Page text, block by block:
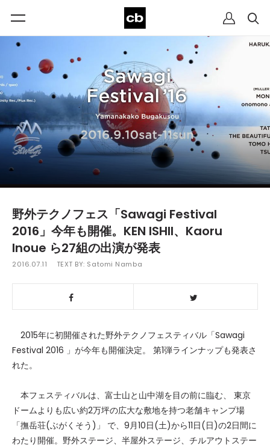
野外テクノフェス「Sawagi Festival
2016」今年も開催。KEN ISHII、Kaoru
Inoue ら27組の出演が発表
2016.07.11 TEXT BY: Satomi Namba
2015年に初開催された野外テクノフェスティバル「Sawagi
Festival 2016 」が今年も開催決定。 第1弾ラインナップも発表さ
れた。
本フェスティバルは、富士山と山中湖を目の前に臨む、 東京
ドームよりも広い約2万坪の広大な敷地を持つ老舗キャンプ場
「撫岳荘(ぶがくそう)」 で、9月10日(土)から11日(日)の2日間に
わたり開催。野外ステージ、半屋外ステージ、チルアウトステー